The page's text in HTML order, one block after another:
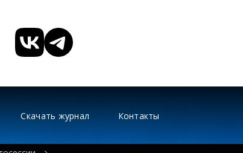
Скачать журнал Контакты